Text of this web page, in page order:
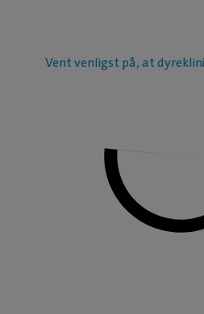
Vent venligst på, at